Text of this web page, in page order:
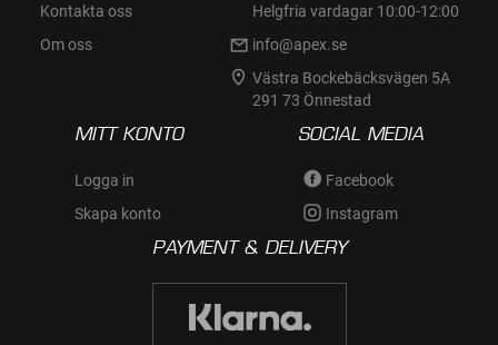
Kontakta oss
Om oss
Helgfria vardagar 10:00-12:00
info@apex.se
Västra Bockebäcksvägen 5A
291 73 Önnestad
MITT KONTO
Logga in
Skapa konto
SOCIAL MEDIA
Facebook
Instagram
PAYMENT & DELIVERY